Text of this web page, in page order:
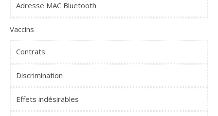
Adresse MAC Bluetooth
Vaccins
Contrats
Discrimination
Effets indésirables